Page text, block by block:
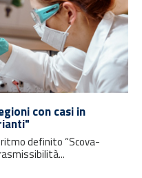
con casi in
definito “Scova-